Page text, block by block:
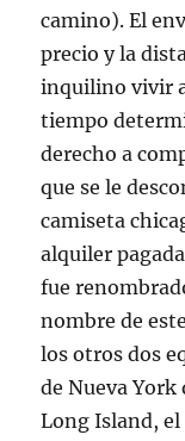
camino). El
precio y la
inquilino vivir
tiempo
derecho a
que se le
camiseta
alquiler
fue
nombre de
los otros dos
de Nueva
Long Island, el